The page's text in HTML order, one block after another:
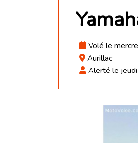
Volé le
Aurillac
Alerté le